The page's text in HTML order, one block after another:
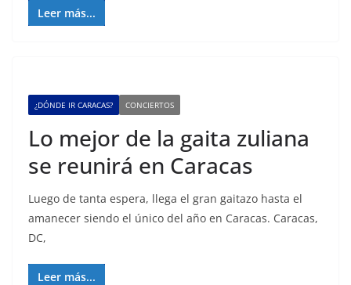
Leer más...
¿DÓNDE IR CARACAS? CONCIERTOS
Lo mejor de la gaita zuliana
se reunirá en Caracas
Luego de tanta espera, llega el gran gaitazo hasta el
amanecer siendo el único del año en Caracas. Caracas,
DC,
Leer más...